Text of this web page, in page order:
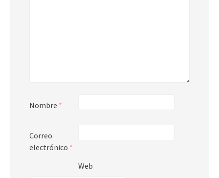
Nombre *
Correo
electrónico *
Web